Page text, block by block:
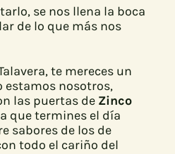
se nos llena la boca
de lo que más nos
te mereces un
estamos nosotros,
las puertas de Zinco
que termines el día
sabores de los de
todo el cariño del